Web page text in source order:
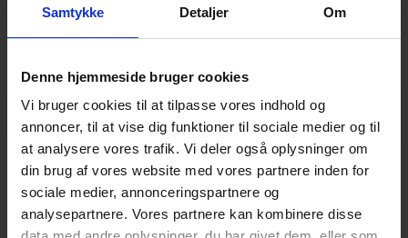
Samtykke Detaljer Om
Denne hjemmeside bruger cookies
Vi bruger cookies til at tilpasse vores indhold og
annoncer, til at vise dig funktioner til sociale medier og til
at analysere vores trafik. Vi deler også oplysninger om
din brug af vores website med vores partnere inden for
sociale medier, annonceringspartnere og
analysepartnere. Vores partnere kan kombinere disse
Farve Orange